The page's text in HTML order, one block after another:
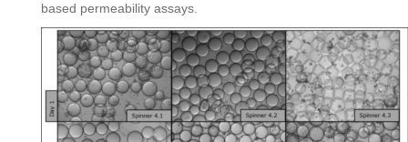
based permeability assays.